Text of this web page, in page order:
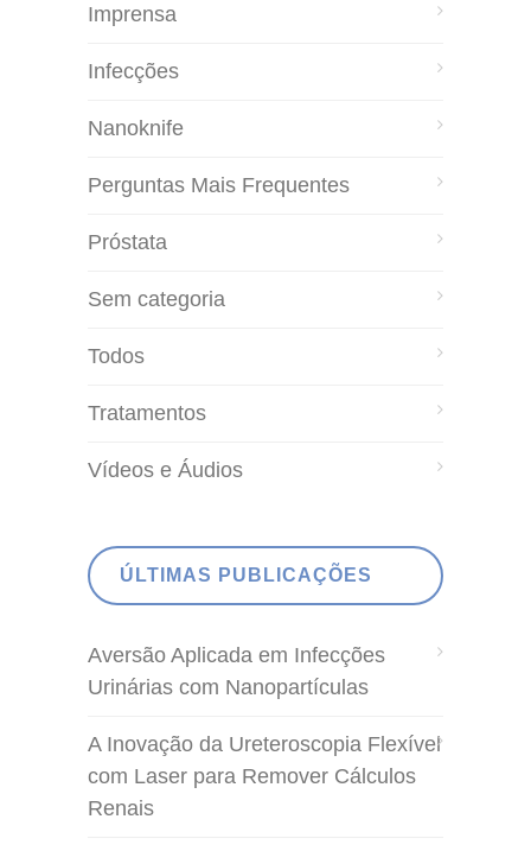
Imprensa
Infecções
Nanoknife
Perguntas Mais Frequentes
Próstata
Sem categoria
Todos
Tratamentos
Vídeos e Áudios
ÚLTIMAS PUBLICAÇÕES
Aversão Aplicada em Infecções
Urinárias com Nanopartículas
A Inovação da Ureteroscopia Flexível
com Laser para Remover Cálculos
Renais